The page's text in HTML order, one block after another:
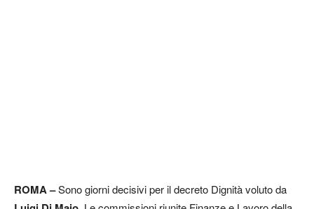
ROMA –Sono giorni decisivi per il decreto Dignità voluto da